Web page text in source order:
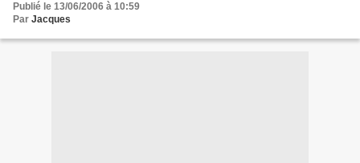
Publié le 13/06/2006 à 10:59
Par Jacques